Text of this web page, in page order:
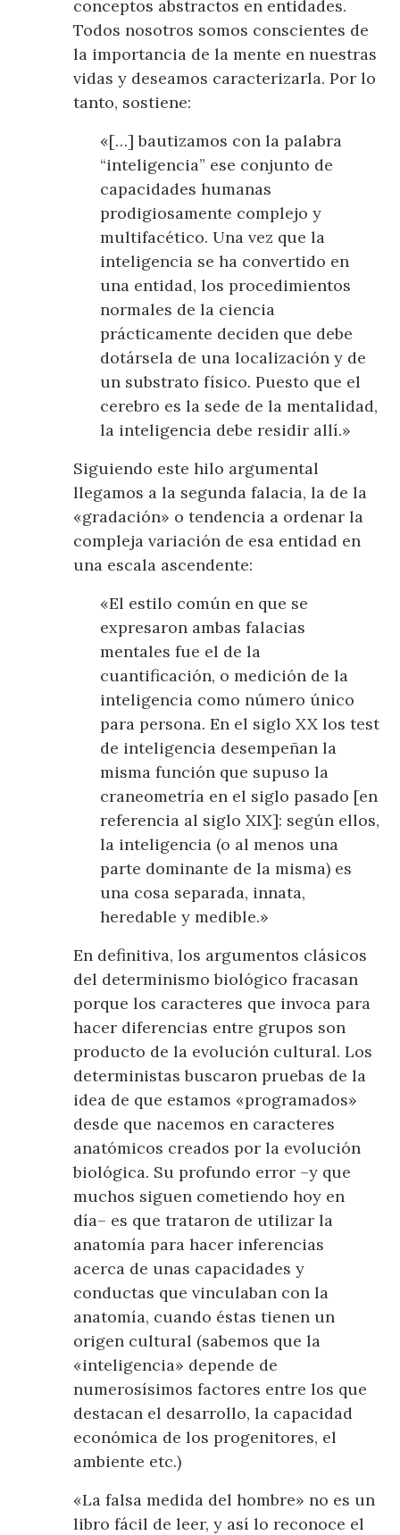
conceptos abstractos en entidades.
Todos nosotros somos conscientes de
la importancia de la mente en nuestras
vidas y deseamos caracterizarla. Por lo
tanto, sostiene:
«[…] bautizamos con la palabra
“inteligencia” ese conjunto de
capacidades humanas
prodigiosamente complejo y
multifacético. Una vez que la
inteligencia se ha convertido en
una entidad, los procedimientos
normales de la ciencia
prácticamente deciden que debe
dotársela de una localización y de
un substrato físico. Puesto que el
cerebro es la sede de la mentalidad,
la inteligencia debe residir allí.»
Siguiendo este hilo argumental
llegamos a la segunda falacia, la de la
«gradación» o tendencia a ordenar la
compleja variación de esa entidad en
una escala ascendente:
«El estilo común en que se
expresaron ambas falacias
mentales fue el de la
cuantificación, o medición de la
inteligencia como número único
para persona. En el siglo XX los test
de inteligencia desempeñan la
misma función que supuso la
craneometría en el siglo pasado [en
referencia al siglo XIX]: según ellos,
la inteligencia (o al menos una
parte dominante de la misma) es
una cosa separada, innata,
heredable y medible.»
En definitiva, los argumentos clásicos
del determinismo biológico fracasan
porque los caracteres que invoca para
hacer diferencias entre grupos son
producto de la evolución cultural. Los
deterministas buscaron pruebas de la
idea de que estamos «programados»
desde que nacemos en caracteres
anatómicos creados por la evolución
biológica. Su profundo error –y que
muchos siguen cometiendo hoy en
día– es que trataron de utilizar la
anatomía para hacer inferencias
acerca de unas capacidades y
conductas que vinculaban con la
anatomía, cuando éstas tienen un
origen cultural (sabemos que la
«inteligencia» depende de
numerosísimos factores entre los que
destacan el desarrollo, la capacidad
económica de los progenitores, el
ambiente etc.)
«La falsa medida del hombre» no es un
libro fácil de leer, y así lo reconoce el